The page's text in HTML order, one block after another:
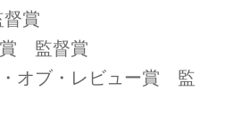
賞
賞 監督賞
オブ・レビュー賞 監